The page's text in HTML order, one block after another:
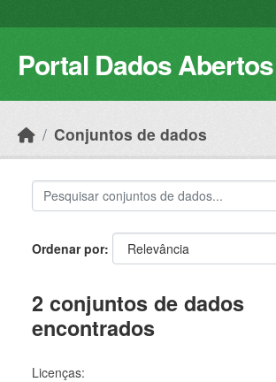
Portal Dados
Conjuntos de dados
Ordenar por
2 conjuntos de dados
encontrados
Licenças: